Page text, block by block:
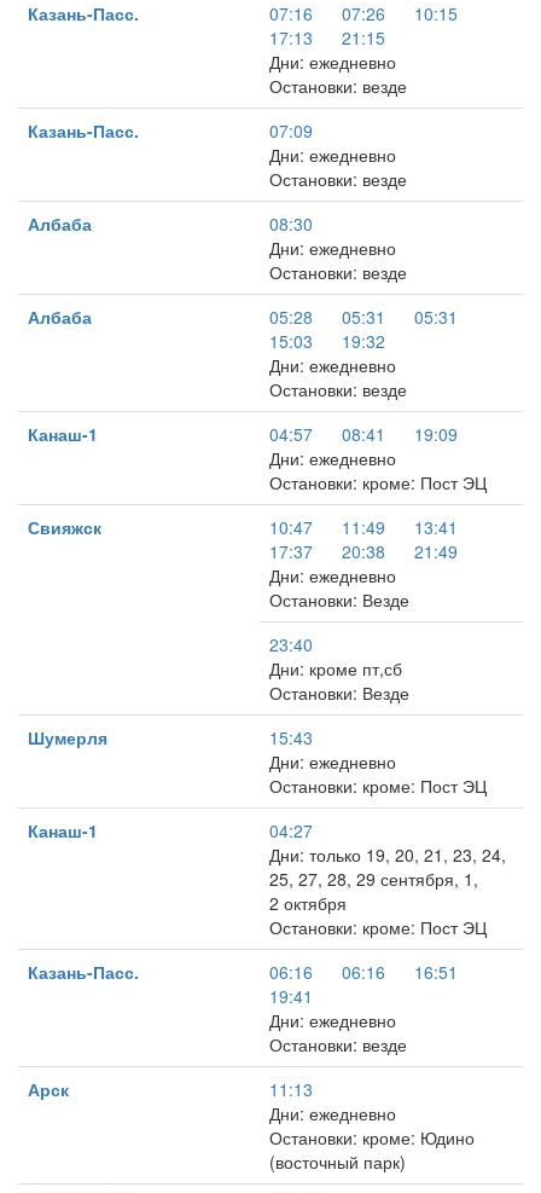
Казань-Пасс.
07:16 07:26
10:15
17:13
21:15
Дни: ежедневно
Остановки: везде
Казань-Пасс.
07:09
Дни: ежедневно
Остановки: везде
Албаба
08:30
Дни: ежедневно
Остановки: везде
Албаба
05:28 05:31
05:31
15:03
19:32
Дни: ежедневно
Остановки: везде
Канаш-1
04:57 08:41
19:09
Дни: ежедневно
Остановки: кроме: Пост ЭЦ
Свияжск
10:47 11:49
13:41
17:37
20:38
21:49
Дни: ежедневно
Остановки: Везде
23:40
Дни: кроме пт,сб
Остановки: Везде
Шумерля
15:43
Дни: ежедневно
Остановки: кроме: Пост ЭЦ
Канаш-1
04:27
Дни: только 19, 20, 21, 23, 24,
25, 27, 28, 29 сентября, 1,
2 октября
Остановки: кроме: Пост ЭЦ
Казань-Пасс.
06:16 06:16
16:51
19:41
Дни: ежедневно
Остановки: везде
Арск
11:13
Дни: ежедневно
Остановки: кроме: Юдино
(восточный парк)